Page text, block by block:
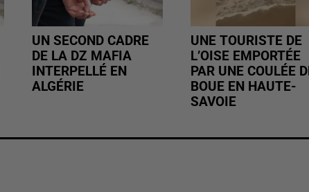
UN SECOND CADRE
DE LA DZ MAFIA
INTERPELLÉ EN
ALGÉRIE
UNE TOURISTE DE
L’OISE EMPORTÉE
PAR UNE COULÉE
BOUE EN HAUTE-
SAVOIE